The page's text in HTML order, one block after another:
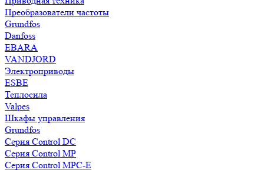
Преобразователи частоты
Grundfos
Danfoss
EBARA
VANDJORD
Электроприводы
ESBE
Теплосила
Valpes
Шкафы управления
Grundfos
Серия Control DC
Серия Control MP
Серия Control MPC-E